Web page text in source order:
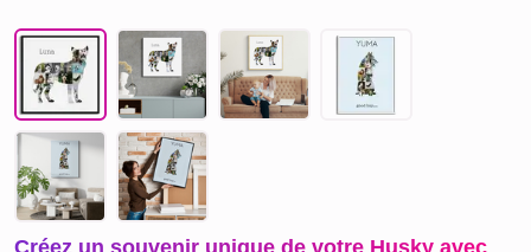
Créez un souvenir unique de votre Husky avec